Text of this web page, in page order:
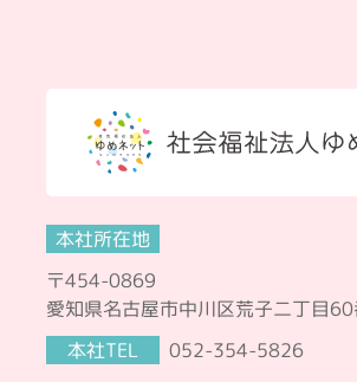
本社所在地
〒454-0869
愛知県名古屋市中川区荒子二丁目
本社TEL
052-354-5826